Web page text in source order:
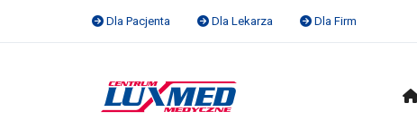
Dla Pacjenta Dla Lekarza Dla Firm